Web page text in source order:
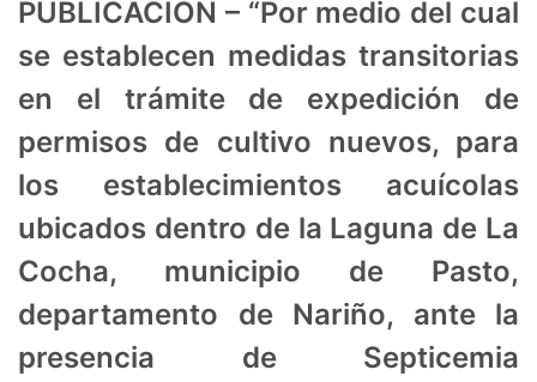
PUBLICACIÓN – “Por medio del cual
se establecen medidas transitorias
en el trámite de expedición de
permisos de cultivo nuevos, para
los establecimientos acuícolas
ubicados dentro de la Laguna de La
Cocha, municipio de Pasto,
departamento de Nariño, ante la
presencia de Septicemia